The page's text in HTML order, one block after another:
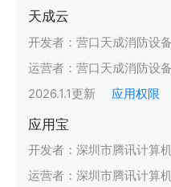
天成云
开发者： 营口天成消防设
运营者： 营口天成消防设
2026.1.1更新 应用权限
应用宝
开发者： 深圳市腾讯计算
运营者： 深圳市腾讯计算